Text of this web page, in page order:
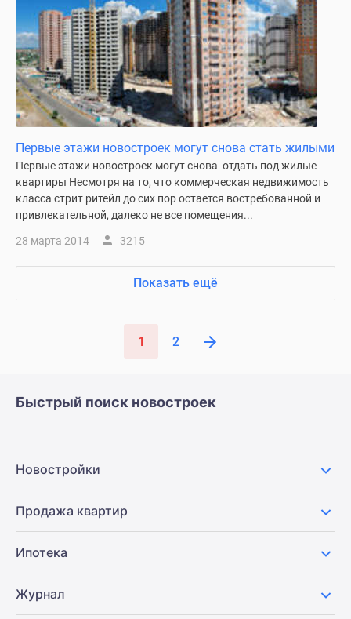
Первые этажи новостроек могут снова стать жилыми
Первые этажи новостроек могут снова отдать под жилые
квартиры Несмотря на то, что коммерческая недвижимость
класса стрит ритейл до сих пор остается востребованной и
привлекательной, далеко не все помещения...
28 марта 2014 3215
Показать ещё
1 2
Быстрый поиск новостроек
Новостройки
Продажа квартир
Ипотека
Журнал